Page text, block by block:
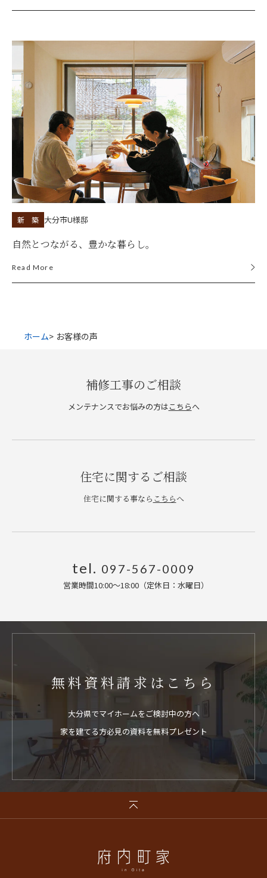
新 築 大分市U様邸
自然とつながる、豊かな暮らし。
Read More
ホーム お客様の声
補修工事のご相談
メンテナンスでお悩みの方はこちらへ
住宅に関するご相談
住宅に関する事なら こちらへ
tel. 097-567-0009
営業時間10:00〜18:00（定休日：水曜日）
無料資料請求はこちら
大分県でマイホームをご検討中の方へ
家を建てる方必見の資料を無料プレゼント